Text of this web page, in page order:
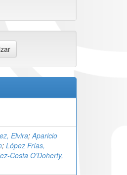
Elvira;Aparicio
; López Frías,
Costa O’Doherty,